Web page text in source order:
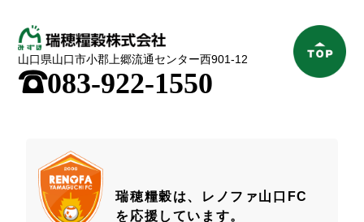
山口県山口市小郡上郷流通センター西901-12
;083-922-1550
瑞穂糧穀は、レノファ山口FC
を応援しています。